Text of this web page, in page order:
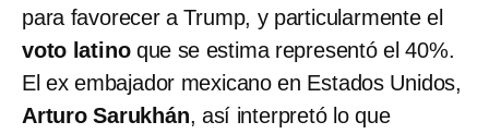
para favorecer a Trump, y particularmente el
voto latinoque se estima representó el 40%.
El ex embajador mexicano en Estados Unidos,
Arturo Sarukhán, así interpretó lo que